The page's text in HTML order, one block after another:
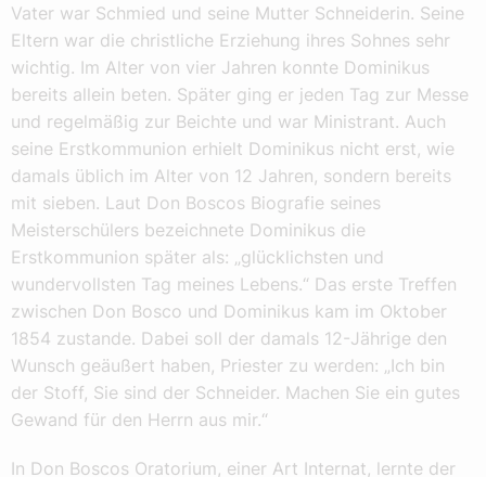
Vater war Schmied und seine Mutter Schneiderin. Seine
Eltern war die christliche Erziehung ihres Sohnes sehr
wichtig. Im Alter von vier Jahren konnte Dominikus
bereits allein beten. Später ging er jeden Tag zur Messe
und regelmäßig zur Beichte und war Ministrant. Auch
seine Erstkommunion erhielt Dominikus nicht erst, wie
damals üblich im Alter von 12 Jahren, sondern bereits
mit sieben. Laut Don Boscos Biografie seines
Meisterschülers bezeichnete Dominikus die
Erstkommunion später als: „glücklichsten und
wundervollsten Tag meines Lebens.“ Das erste Treffen
zwischen Don Bosco und Dominikus kam im Oktober
1854 zustande. Dabei soll der damals 12-Jährige den
Wunsch geäußert haben, Priester zu werden: „Ich bin
der Stoff, Sie sind der Schneider. Machen Sie ein gutes
Gewand für den Herrn aus mir.“
In Don Boscos Oratorium, einer Art Internat, lernte der